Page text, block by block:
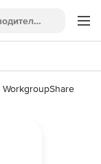
WorkgroupShare